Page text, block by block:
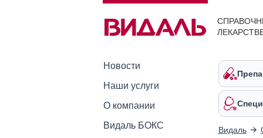
Новости
Наши услуги
О компании
Видаль БОКС
Видаль